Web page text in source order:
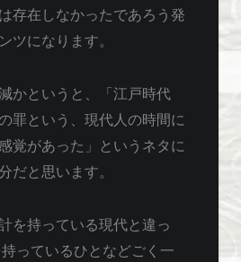
存在しなかったであろう発
ツになります。
かというと、「江戸時代
罪という、現代人の時間に
覚があった」というネタに
だと思います。
を持っている現代と違っ
っているひとなどごく一